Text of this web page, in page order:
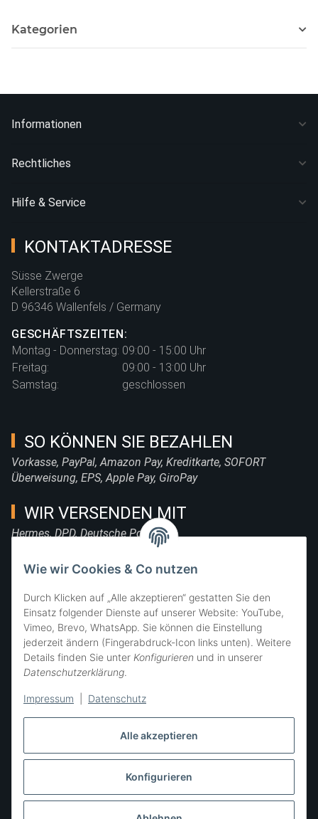
Alle akzeptieren
Konfigurieren
Wie wir Cookies & Co nutzen
Durch Klicken auf „Alle akzeptieren“ gestatten Sie den
Einsatz folgender Dienste auf unserer Website: YouTube,
Vimeo, Brevo, WhatsApp. Sie können die Einstellung
jederzeit ändern (Fingerabdruck-Icon links unten). Weitere
Details finden Sie unter Konfigurieren und in unserer
Datenschutzerklärung.
Impressum Datenschutz
Kategorien
Informationen
Rechtliches
Hilfe & Service
KONTAKTADRESSE
Süsse Zwerge
Kellerstraße 6
D 96346 Wallenfels / Germany
GESCHÄFTSZEITEN:
Montag - Donnerstag: 09:00 - 15:00 Uhr
Freitag:
09:00 - 13:00 Uhr
Samstag:
geschlossen
SO KÖNNEN SIE BEZAHLEN
Vorkasse, PayPal, Amazon Pay, Kreditkarte, SOFORT
Überweisung, EPS, Apple Pay, GiroPay
WIR VERSENDEN MIT
Hermes, DPD, Deutsche Post, DHL
FOLGE UNS
SIE ERREICHEN UNS
Vertrag widerrufen